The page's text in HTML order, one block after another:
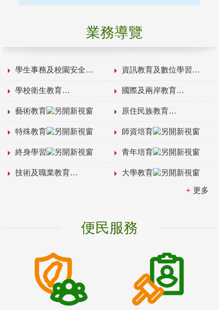
業務導覽
學生事務及校園安全 資訊教育及數位學習
學校衛生教育 國際及兩岸教育
藝術教育 原住民族教育
特殊教育 師資培育
終身學習 青年培育
技術及職業教育 大學教育
更多
便民服務